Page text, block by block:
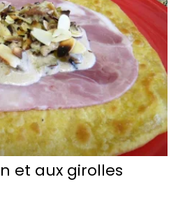
et aux girolles